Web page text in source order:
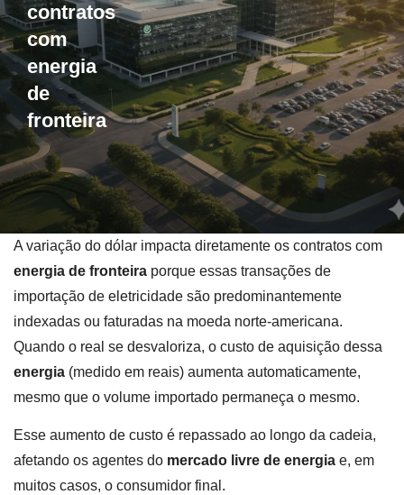
contratos
com
energia
de
fronteira
A variação do dólar impacta diretamente os contratos com
energia de fronteira porque essas transações de
importação de eletricidade são predominantemente
indexadas ou faturadas na moeda norte-americana.
Quando o real se desvaloriza, o custo de aquisição dessa
energia (medido em reais) aumenta automaticamente,
mesmo que o volume importado permaneça o mesmo.
Esse aumento de custo é repassado ao longo da cadeia,
afetando os agentes do mercado livre de energia e, em
muitos casos, o consumidor final.